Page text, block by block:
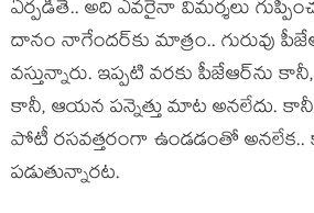
ఏర్ప‌డితే.. అది ఎవ‌రైనా విమ‌ర్శ‌లు
దానం నాగేంద‌ర్‌కు మాత్రం.. గురువు
వ‌స్తున్నారు. ఇప్ప‌టి వ‌ర‌కు పీజేఆర్‌ను
కానీ, ఆయ‌న ప‌న్నెత్తు మాట అన‌లేదు. కానీ,
పోటీ ర‌స‌వ‌త్త‌రంగా ఉండ‌డంతో అన‌లేక‌..
ప‌డుతున్నార‌ట‌.